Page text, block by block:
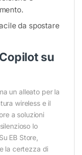
da spostare
su
un alleato per la
wireless e il
a soluzioni
lo
EB Store,
la certezza di